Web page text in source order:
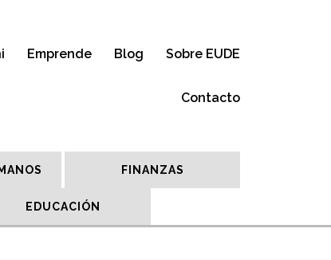
Emprende Blog Sobre EUDE
Contacto
FINANZAS
EDUCACIÓN